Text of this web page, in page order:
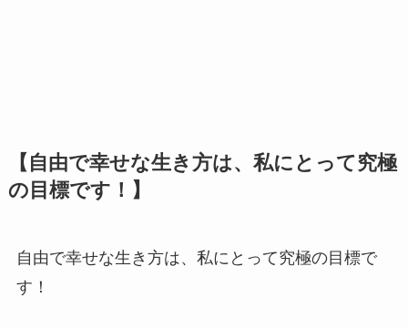
【自由で幸せな生き方は、私にとって究極
の目標です！】
自由で幸せな生き方は、私にとって究極の目標で
す！